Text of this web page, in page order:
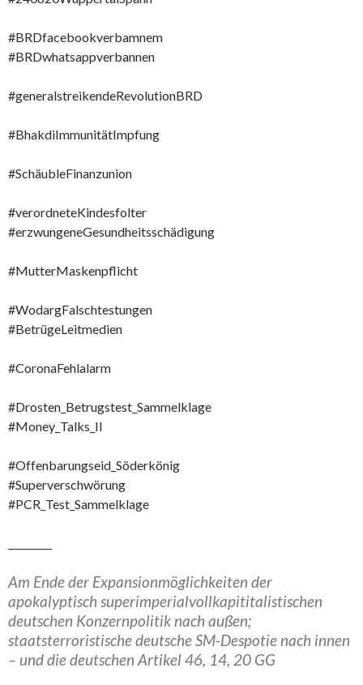
#BRDfacebookverbamnem
#BRDwhatsappverbannen
#generalstreikendeRevolutionBRD
#BhakdiImmunitätImpfung
#SchäubleFinanzunion
#verordneteKindesfolter
#erzwungeneGesundheitsschädigung
#MutterMaskenpflicht
#WodargFalschtestungen
#BetrügeLeitmedien
#CoronaFehlalarm
#Drosten_Betrugstest_Sammelklage
#Money_Talks_II
#Offenbarungseid_Söderkönig
#Superverschwörung
#PCR_Test_Sammelklage
Am Ende der Expansionmöglichkeiten der
apokalyptisch superimperialvollkapititalistischen
deutschen Konzernpolitik nach außen;
staatsterroristische deutsche SM-Despotie nach innen
– und die deutschen Artikel 46, 14, 20 GG